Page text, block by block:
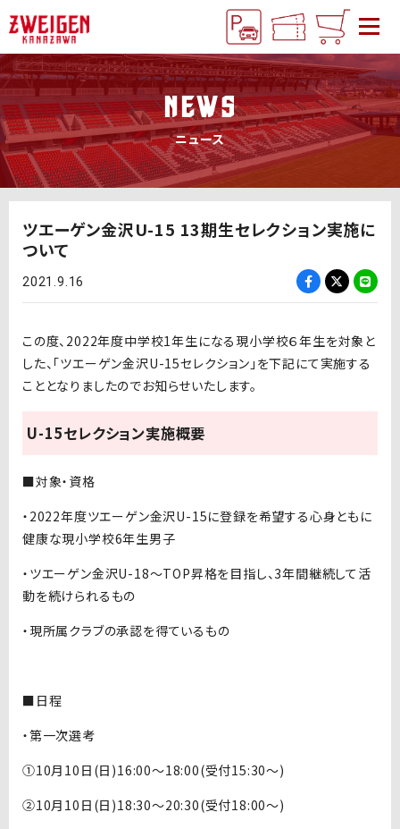
NEWS
ニュース
ツエーゲン金沢U-15 13期生セレクション実施に
ついて
2021.9.16
この度、2022年度中学校1年生になる現小学校６年生を対象と
した、「ツエーゲン金沢U-15セレクション」を下記にて実施する
こととなりましたのでお知らせいたします。
U-15セレクション実施概要
■対象・資格
・2022年度ツエーゲン金沢U-15に登録を希望する心身ともに
健康な現小学校6年生男子
・ツエーゲン金沢U-18〜TOP昇格を目指し、3年間継続して活
動を続けられるもの
・現所属クラブの承認を得ているもの
■日程
・第一次選考
①10月10日(日)16:00〜18:00(受付15:30〜)
②10月10日(日)18:30〜20:30(受付18:00〜)